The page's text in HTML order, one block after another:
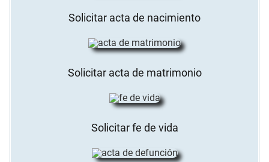
Solicitar acta de nacimiento
Solicitar acta de matrimonio
Solicitar fe de vida